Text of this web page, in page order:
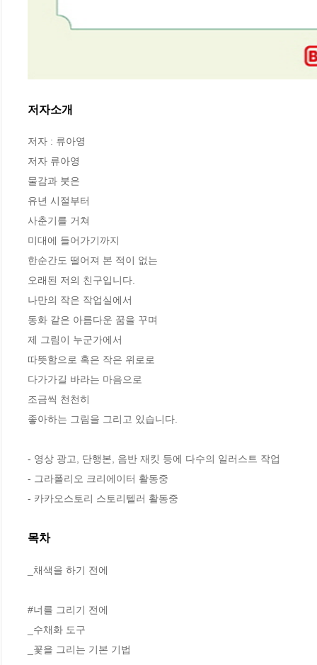
저자소개
저자 : 류아영
저자 류아영
물감과 붓은
유년 시절부터
사춘기를 거쳐
미대에 들어가기까지
한순간도 떨어져 본 적이 없는
오래된 저의 친구입니다.
나만의 작은 작업실에서
동화 같은 아름다운 꿈을 꾸며
제 그림이 누군가에서
따뜻함으로 혹은 작은 위로로
다가가길 바라는 마음으로
조금씩 천천히
좋아하는 그림을 그리고 있습니다.
- 영상 광고, 단행본, 음반 재킷 등에 다수의 일러스트 작업
- 그라폴리오 크리에이터 활동중
- 카카오스토리 스토리텔러 활동중
목차
_채색을 하기 전에
#너를 그리기 전에
_수채화 도구
_꽃을 그리는 기본 기법